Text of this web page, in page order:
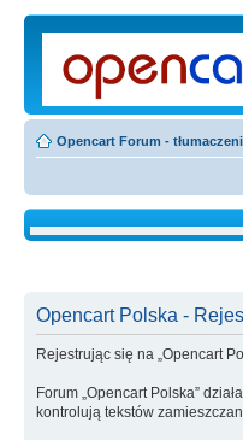
Opencart Forum -
Opencart Polska -
Rejestrując się na „Opencart
Forum „Opencart Polska”
kontrolują tekstów